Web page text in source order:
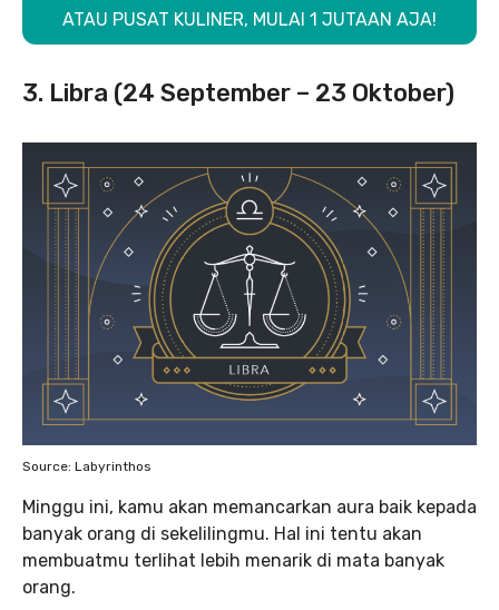
ATAU PUSAT KULINER, MULAI 1 JUTAAN AJA!
3. Libra (24 September – 23 Oktober)
Source: Labyrinthos
Minggu ini, kamu akan memancarkan aura baik kepada
banyak orang di sekelilingmu. Hal ini tentu akan
membuatmu terlihat lebih menarik di mata banyak
orang.